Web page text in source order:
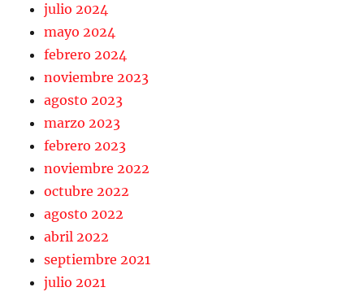
julio 2024
mayo 2024
febrero 2024
noviembre 2023
agosto 2023
marzo 2023
febrero 2023
noviembre 2022
octubre 2022
agosto 2022
abril 2022
septiembre 2021
julio 2021